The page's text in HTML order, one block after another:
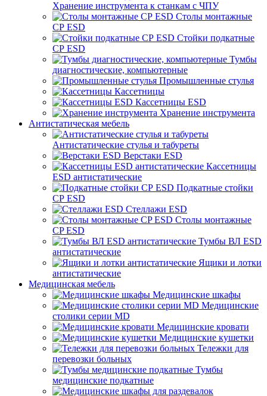
Хранение инструмента к станкам с ЧПУ
Столы монтажные
СР ESD
Стойки подкатные
СР ESD
Тумбы
диагностические, компьютерные
Промышленные стулья
Кассетницы
Кассетницы ESD
Хранение инструмента
Антистатическая мебель
Антистатические стулья и табуреты
Верстаки ESD
Кассетницы
ESD антистатические
Подкатные стойки
СР ESD
Стеллажи ESD
Столы монтажные
CP ESD
Тумбы ВЛ ESD
антистатические
Ящики и лотки
антистатические
Медицинская мебель
Медицинские шкафы
Медицинские
столики серии MD
Медицинские кровати
Медицинские кушетки
Тележки для
перевозки больных
Тумбы
медицинские подкатные